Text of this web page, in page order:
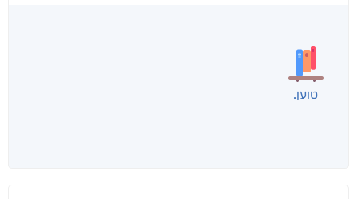
אנשים שקראו את זה